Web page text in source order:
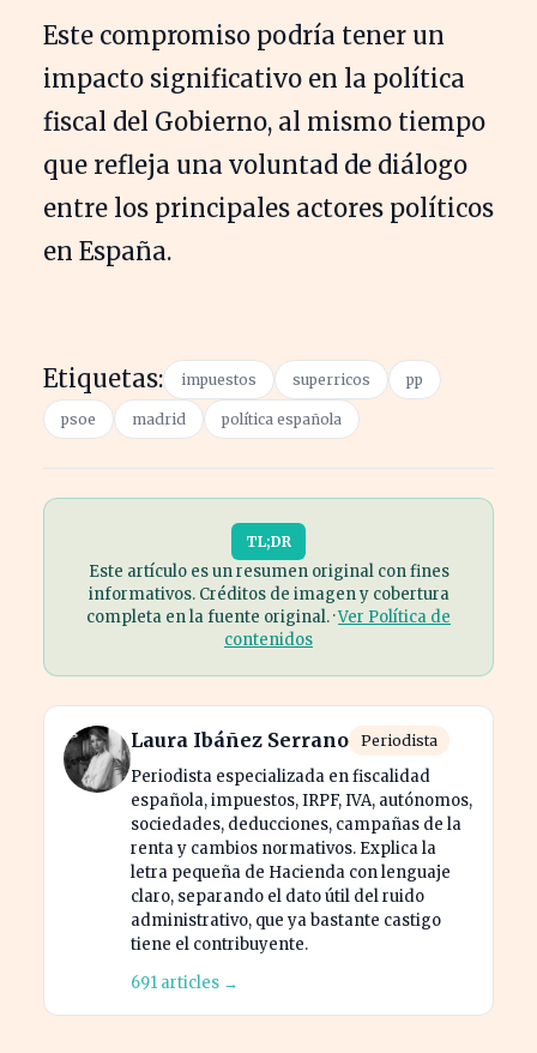
Este compromiso podría tener un
impacto significativo en la política
fiscal del Gobierno, al mismo tiempo
que refleja una voluntad de diálogo
entre los principales actores políticos
en España.
Etiquetas: impuestos superricos pp
psoe madrid política española
TL;DR
Este artículo es un resumen original con fines
informativos. Créditos de imagen y cobertura
completa en la fuente original. ·Ver Política de
contenidos
Laura Ibáñez Serrano Periodista
Periodista especializada en fiscalidad
española, impuestos, IRPF, IVA, autónomos,
sociedades, deducciones, campañas de la
renta y cambios normativos. Explica la
letra pequeña de Hacienda con lenguaje
claro, separando el dato útil del ruido
administrativo, que ya bastante castigo
tiene el contribuyente.
691 articles →